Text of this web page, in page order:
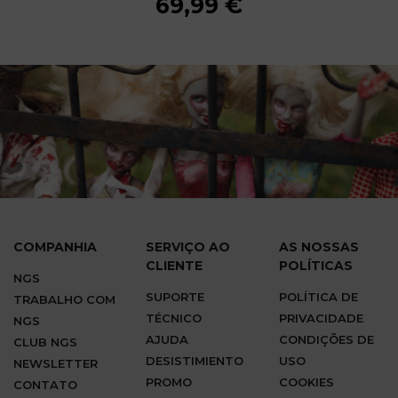
69,99 €
69,99 €
69,99 €
69,99 €
69,99 €
69,99 €
69,99 €
69,99 €
COMPANHIA
NGS
TRABALHO COM
NGS
CLUB NGS
NEWSLETTER
CONTATO
SERVIÇO AO
CLIENTE
SUPORTE
TÉCNICO
AJUDA
DESISTIMIENTO
PROMO
AS NOSSAS
POLÍTICAS
POLÍTICA DE
PRIVACIDADE
CONDIÇÕES DE
USO
COOKIES